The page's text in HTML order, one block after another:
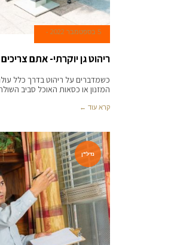
5 בספטמבר 2022
ריהוט גן יוקרתי- אתם
כשמדברים על ריהוט בדרך כלל
המזנון או כסאות האוכל סביב
קרא עוד ←
נדל"ן